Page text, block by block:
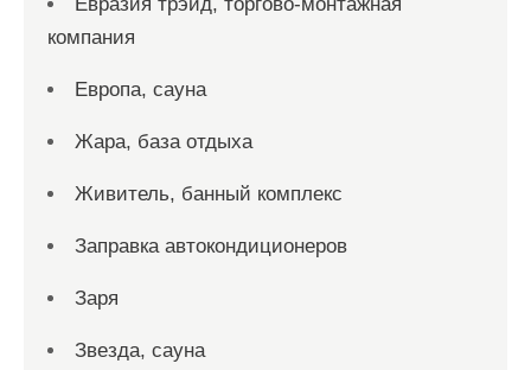
компания
Европа, сауна
Жара, база отдыха
Живитель, банный комплекс
Заправка автокондиционеров
Заря
Звезда, сауна